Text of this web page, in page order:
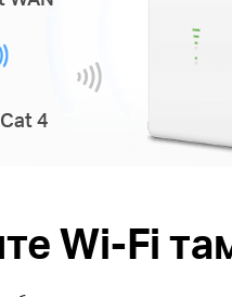
4
Wi-Fi